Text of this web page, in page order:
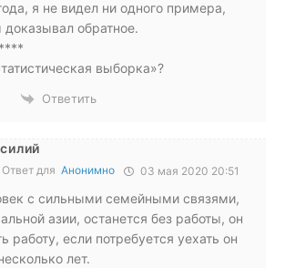
я не видел ни одного примера,
обратное.
выборка»?
Ответить
Ответ для Анонимно 03 мая 2020 20:51
с сильными семейными связями,
азии, останется без работы, он
работу, если потребуется уехать он
лет.